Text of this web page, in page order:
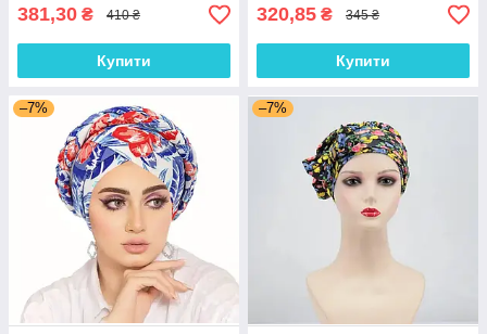
381,30 ₴ 410 ₴
Купити
320,85 ₴ 345 ₴
Купити
–7% –7%